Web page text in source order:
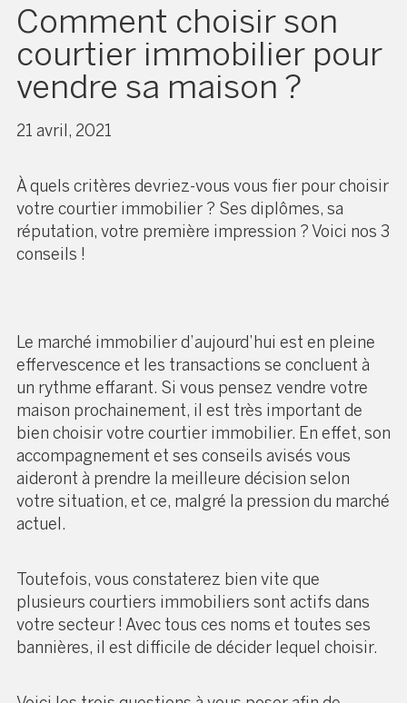
Comment choisir son
courtier immobilier pour
vendre sa maison ?
21 avril, 2021
À quels critères devriez-vous vous fier pour choisir
votre courtier immobilier ? Ses diplômes, sa
réputation, votre première impression ? Voici nos 3
conseils !
Le marché immobilier d’aujourd’hui est en pleine
effervescence et les transactions se concluent à
un rythme effarant. Si vous pensez vendre votre
maison prochainement, il est très important de
bien choisir votre courtier immobilier. En effet, son
accompagnement et ses conseils avisés vous
aideront à prendre la meilleure décision selon
votre situation, et ce, malgré la pression du marché
actuel.
Toutefois, vous constaterez bien vite que
plusieurs courtiers immobiliers sont actifs dans
votre secteur ! Avec tous ces noms et toutes ses
bannières, il est difficile de décider lequel choisir.